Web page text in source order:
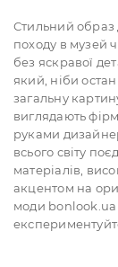
Стильний образ
походу в музей
без яскравої
який, ніби
загальну
виглядають
руками
всього світу
матеріалів,
акцентом на
моди bonlook.ua